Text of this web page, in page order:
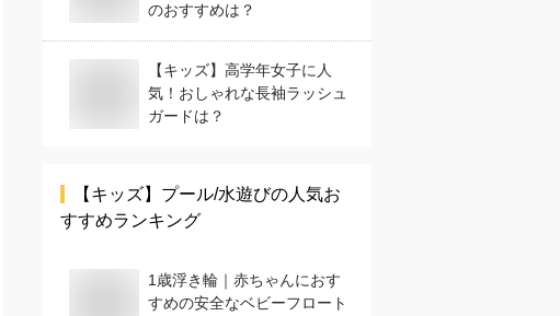
のおすすめは？
【キッズ】高学年女子に人
気！おしゃれな長袖ラッシュ
ガードは？
【キッズ】 プール/水遊びの人気お
すすめランキング
1歳浮き輪｜赤ちゃんにおす
すめの安全なベビーフロート